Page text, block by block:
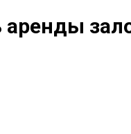
аренды